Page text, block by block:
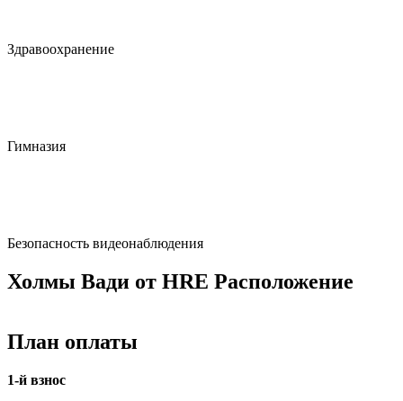
Здравоохранение
Гимназия
Безопасность видеонаблюдения
Холмы Вади от HRE Расположение
План оплаты
1-й взнос